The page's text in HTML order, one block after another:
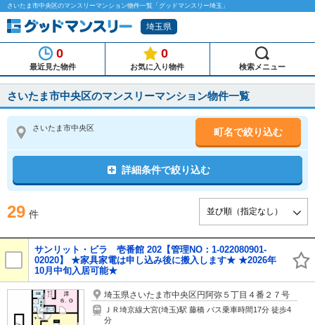
さいたま市中央区のマンスリーマンション物件一覧「グッドマンスリー埼玉」
埼玉県
0
最近見た物件
0
お気に入り物件 検索メニュー
さいたま市中央区のマンスリーマンション物件一覧
さいたま市中央区 町名で絞り込む
詳細条件で絞り込む
29 件
サンリット・ビラ 壱番館 202【管理NO：1-022080901-
02020】 ★家具家電は申し込み後に搬入します★ ★2026年
10月中旬入居可能★
埼玉県さいたま市中央区円阿弥５丁目４番２７号
ＪＲ埼京線大宮(埼玉)駅 藤橋 バス乗車時間17分 徒歩4
分